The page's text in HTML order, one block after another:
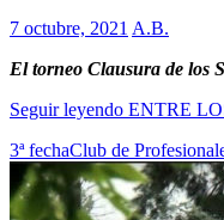
7 octubre, 2021 A.B.
El torneo Clausura de los
Seguir leyendo ENTRE
3ª fechaClub de